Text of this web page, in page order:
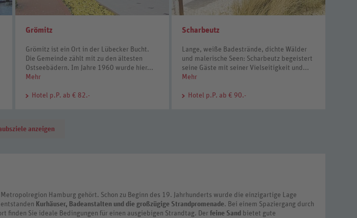
Grömitz
Grömitz ist ein Ort in der Lübecker Bucht.
Die Gemeinde zählt mit zu den ältesten
Ostseebädern. Im Jahre 1960 wurde hier...
Mehr
Hotel p.P. ab € 82.-
Scharbeutz
Lange, weiße Badestrände, dichte Wälder
und malerische Seen: Scharbeutz begeistert
seine Gäste mit seiner Vielseitigkeit und...
Mehr
Hotel p.P. ab € 90.-
anzeigen
Hamburg gehört. Schon zu Beginn des 19. Jahrhunderts wurde die einzigartige Lage
Kurhäuser, Badeanstalten und die großzügige Strandpromenade. Bei einem Spaziergang durch
finden Sie ideale Bedingungen für einen ausgiebigen Strandtag. Der feine Sand
bietet gute